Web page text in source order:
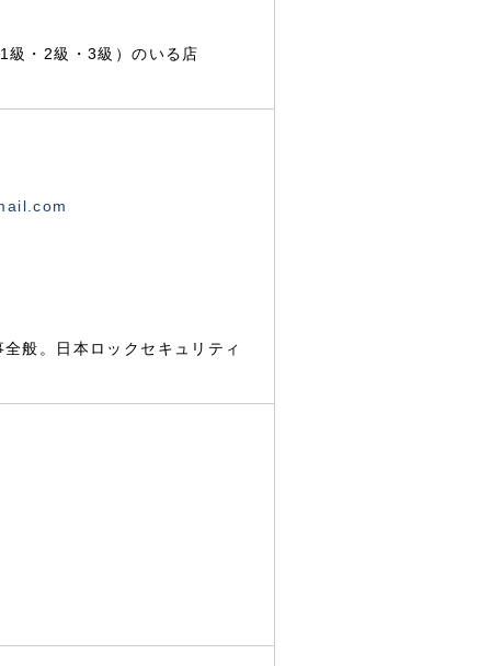
・2級・3級）のいる店
般。日本ロックセキュリティ